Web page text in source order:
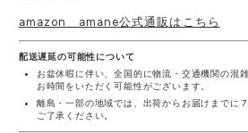
amazon amane公式通販はこちら
配送遅延の可能性について
お盆休暇に伴い、全国的に物流・交通機関の混
お時間をいただく可能性がございます。
離島・一部の地域では、出荷からお届けまでに
ご了承ください。